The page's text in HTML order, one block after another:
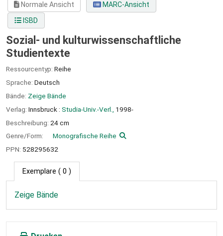
Normale Ansicht
MARC-Ansicht
ISBD
Sozial- und kulturwissenschaftliche
Studientexte
Ressourcentyp: Reihe
Sprache: Deutsch
Bände: Zeige Bände
Verlag: Innsbruck : Studia-Univ.-Verl.,
1998-
Beschreibung: 24 cm
Genre/Form:
Monografische Reihe
PPN: 528295632
Exemplare ( 0 )
Zeige Bände